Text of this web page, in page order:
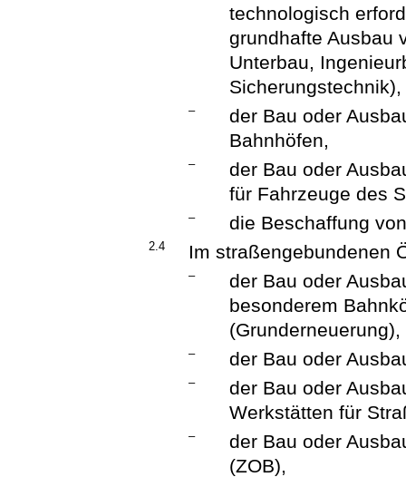
technologisch
grundhafte Ausbau
Unterbau,
Sicherungstechnik),
–
der Bau oder
Bahnhöfen,
–
der Bau oder
für Fahrzeuge des
– die Beschaffung
2.4 Im straßengebundenen
–
der Bau oder
besonderem
(Grunderneuerung),
– der Bau oder
–
der Bau oder
Werkstätten für
–
der Bau oder
(ZOB),